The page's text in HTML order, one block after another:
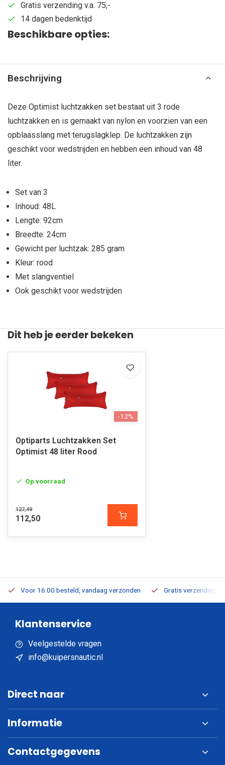
Gratis verzending v.a. 75,-
14 dagen bedenktijd
Beschikbare opties:
Beschrijving
Deze Optimist luchtzakken set bestaat uit 3 rode
luchtzakken en is gemaakt van nylon en voorzien van een
opblaasslang met terugslagklep. De luchtzakken zijn
geschikt voor wedstrijden en hebben een inhoud van 48
liter.
Set van 3
Inhoud: 48L
Lengte: 92cm
Breedte: 24cm
Gewicht per luchtzak: 285 gram
Kleur: rood
Met slangventiel
Ook geschikt voor wedstrijden
Dit heb je eerder bekeken
-12%
Optiparts Luchtzakken Set
Optimist 48 liter Rood
Op voorraad
127,49
112,50
Voor 16:00 besteld, vandaag verzonden Gratis verzending
Klantenservice
Veelgestelde vragen
info@kuipersnautic.nl
Direct naar
Informatie
Contactgegevens